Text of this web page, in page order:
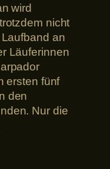
wird
nicht
an
Läuferinnen
ersten fünf
den
Nur die